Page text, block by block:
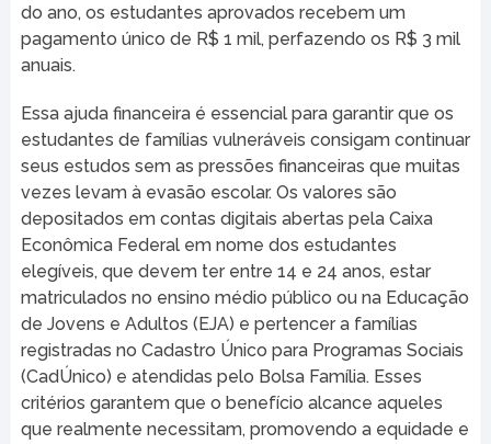
do ano, os estudantes aprovados recebem um
pagamento único de R$ 1 mil, perfazendo os R$ 3 mil
anuais.
Essa ajuda financeira é essencial para garantir que os
estudantes de famílias vulneráveis consigam continuar
seus estudos sem as pressões financeiras que muitas
vezes levam à evasão escolar. Os valores são
depositados em contas digitais abertas pela Caixa
Econômica Federal em nome dos estudantes
elegíveis, que devem ter entre 14 e 24 anos, estar
matriculados no ensino médio público ou na Educação
de Jovens e Adultos (EJA) e pertencer a famílias
registradas no Cadastro Único para Programas Sociais
(CadÚnico) e atendidas pelo Bolsa Família. Esses
critérios garantem que o benefício alcance aqueles
que realmente necessitam, promovendo a equidade e